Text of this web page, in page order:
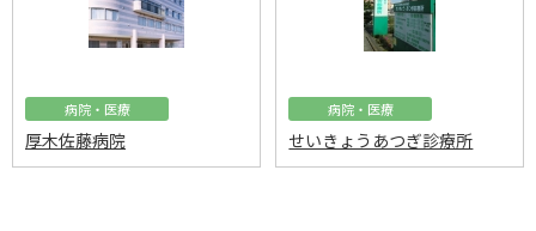
病院・医療
厚木佐藤病院
病院・医療
せいきょうあつぎ診療所